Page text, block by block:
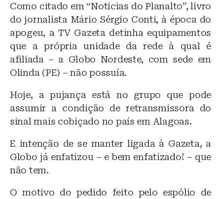
Como citado em “Notícias do Planalto”, livro
do jornalista Mário Sérgio Conti, à época do
apogeu, a TV Gazeta detinha equipamentos
que a própria unidade da rede à qual é
afiliada – a Globo Nordeste, com sede em
Olinda (PE) – não possuía.
Hoje, a pujança está no grupo que pode
assumir a condição de retransmissora do
sinal mais cobiçado no país em Alagoas.
E intenção de se manter ligada à Gazeta, a
Globo já enfatizou – e bem enfatizado! – que
não tem.
O motivo do pedido feito pelo espólio de